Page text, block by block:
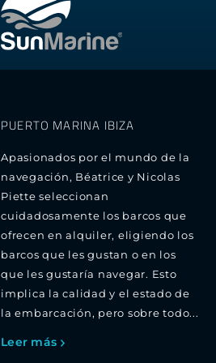
PUERTO MARINA IBIZA
Apasionados por el mundo de la
navegación, Béatrice y Nicolas
Piette seleccionan
cuidadosamente los barcos que
ofrecen en alquiler, eligiendo los
barcos que les gustan o en los
que les gustaría navegar. Esto
implica la calidad y el estado de
la embarcación, pero sobre todo...
Leer más